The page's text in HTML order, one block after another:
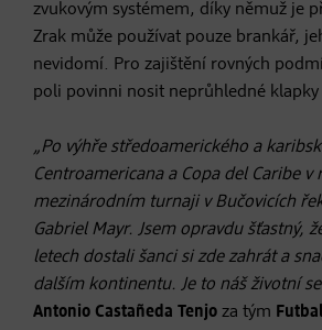
zvukovým systémem, díky němuž je
Zrak může používat pouze brankář,
nevidomí. Pro zajištění rovných
poli povinni nosit neprůhledné klapky
„Po výhře středoamerického a
Centroamericana a Copa del Caribe v
mezinárodním turnaji v Bučovicích
Gabriel Mayr. Jsem opravdu šťastný,
letech dostali šanci si zde zahrát a
dalším kontinentu. Je to náš životní
Antonio Castañeda Tenjo za tým